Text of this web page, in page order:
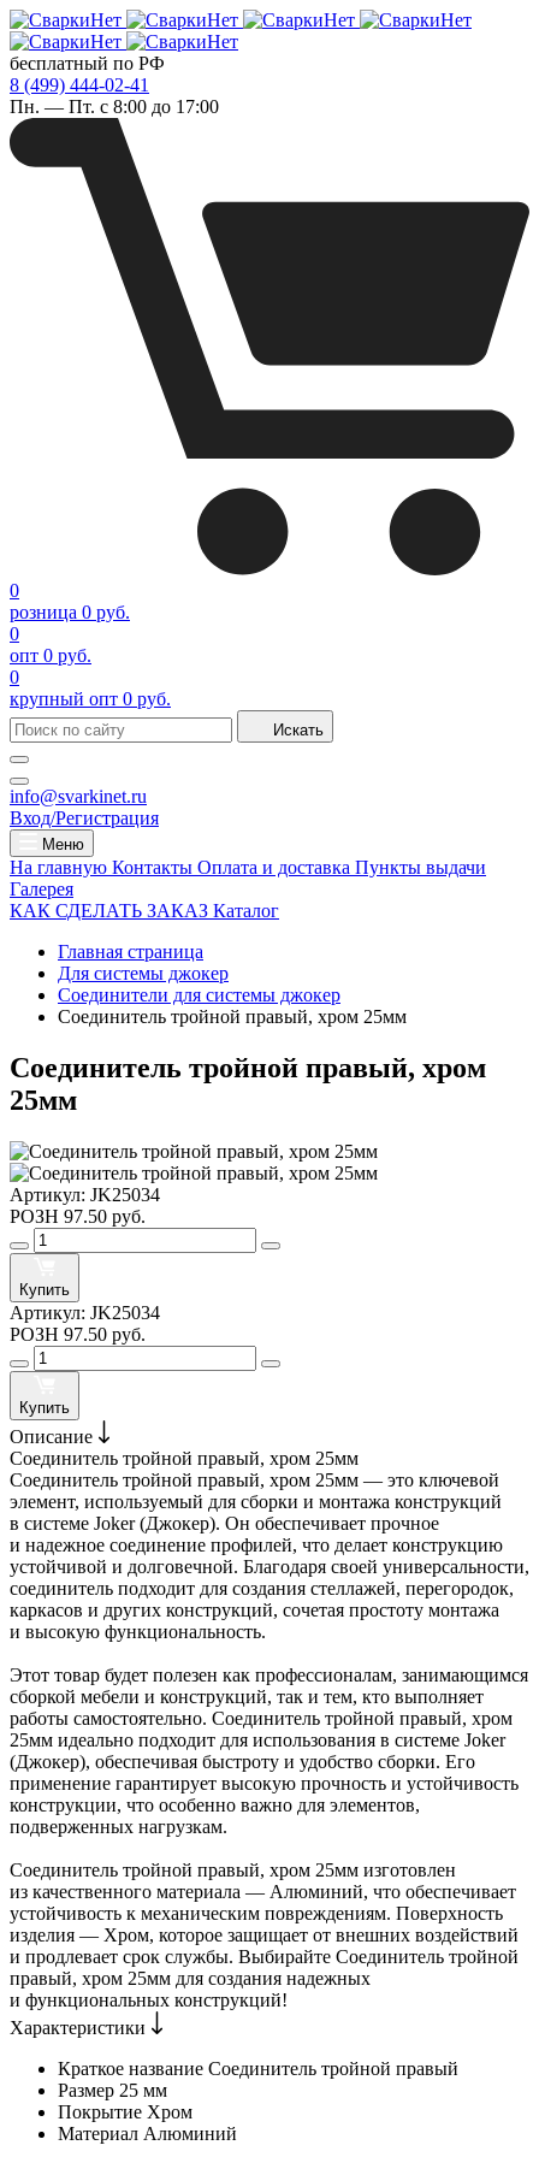
бесплатный по РФ
8 (499) 444-02-41
Пн. — Пт. с 8:00 до 17:00
0
розница 0 руб.
0
опт 0 руб.
0
крупный опт 0 руб.
Искать
info@svarkinet.ru
Вход/Регистрация
Меню
На главную Контакты Оплата и доставка Пункты выдачи
Галерея
КАК СДЕЛАТЬ ЗАКАЗ Каталог
Главная страница
Для системы джокер
Соединители для системы джокер
Соединитель тройной правый, хром 25мм
Соединитель тройной правый, хром
25мм
Артикул: JK25034
РОЗН 97.50 руб.
Купить
Артикул: JK25034
РОЗН 97.50 руб.
Купить
Описание
Соединитель тройной правый, хром 25мм
Соединитель тройной правый, хром 25мм — это ключевой
элемент, используемый для сборки и монтажа конструкций
в системе Joker (Джокер). Он обеспечивает прочное
и надежное соединение профилей, что делает конструкцию
устойчивой и долговечной. Благодаря своей универсальности,
соединитель подходит для создания стеллажей, перегородок,
каркасов и других конструкций, сочетая простоту монтажа
и высокую функциональность.
Этот товар будет полезен как профессионалам, занимающимся
сборкой мебели и конструкций, так и тем, кто выполняет
работы самостоятельно. Соединитель тройной правый, хром
25мм идеально подходит для использования в системе Joker
(Джокер), обеспечивая быстроту и удобство сборки. Его
применение гарантирует высокую прочность и устойчивость
конструкции, что особенно важно для элементов,
подверженных нагрузкам.
Соединитель тройной правый, хром 25мм изготовлен
из качественного материала — Алюминий, что обеспечивает
устойчивость к механическим повреждениям. Поверхность
изделия — Хром, которое защищает от внешних воздействий
и продлевает срок службы. Выбирайте Соединитель тройной
правый, хром 25мм для создания надежных
и функциональных конструкций!
Характеристики
Краткое название Соединитель тройной правый
Размер 25 мм
Покрытие Хром
Материал Алюминий